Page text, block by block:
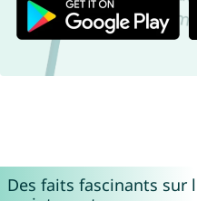
Des faits fascinants sur